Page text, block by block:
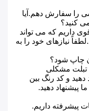
را سفارش دهم.آیا
کنید؟
داریم که می تواند
نیازهای خود را به
چاپ شود؟
تبلت مشکلی
دهید و کد رنگ بین
پیشرفته داریم.